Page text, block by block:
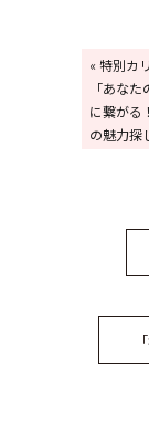
« 特別カ
「あな
に繋が
の魅力探